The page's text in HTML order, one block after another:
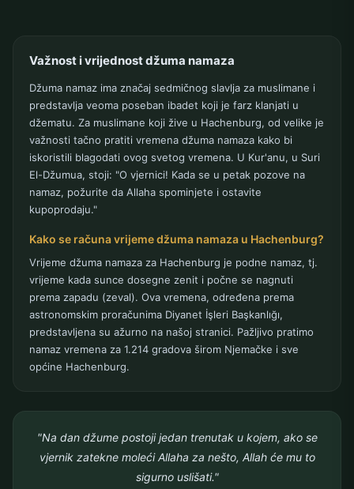
Važnost i vrijednost džuma namaza
Džuma namaz ima značaj sedmičnog slavlja za muslimane i
predstavlja veoma poseban ibadet koji je farz klanjati u
džematu. Za muslimane koji žive u Hachenburg, od velike je
važnosti tačno pratiti vremena džuma namaza kako bi
iskoristili blagodati ovog svetog vremena. U Kur'anu, u Suri
El-Džumua, stoji: "O vjernici! Kada se u petak pozove na
namaz, požurite da Allaha spominjete i ostavite
kupoprodaju."
Kako se računa vrijeme džuma namaza u Hachenburg?
Vrijeme džuma namaza za Hachenburg je podne namaz, tj.
vrijeme kada sunce dosegne zenit i počne se nagnuti
prema zapadu (zeval). Ova vremena, određena prema
astronomskim proračunima Diyanet İşleri Başkanlığı,
predstavljena su ažurno na našoj stranici. Pažljivo pratimo
namaz vremena za 1.214 gradova širom Njemačke i sve
općine Hachenburg.
"Na dan džume postoji jedan trenutak u kojem, ako se
vjernik zatekne moleći Allaha za nešto, Allah će mu to
sigurno uslišati."